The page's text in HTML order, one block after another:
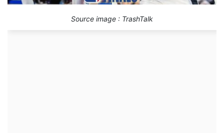
Source image : TrashTalk